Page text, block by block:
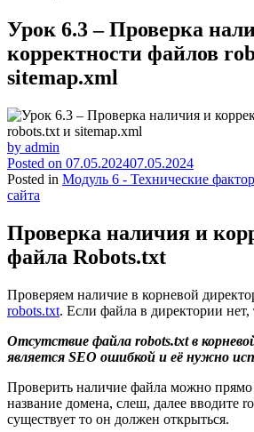
Урок 6.3 – Проверка
корректности файлов
sitemap.xml
by admin
Posted on 07.05.202407.05.2024
Posted in Модуль 6 - Технические
сайта
Проверка наличия и
файла Robots.txt
Проверяем наличие в корневой
robots.txt. Если файла в директории нет,
Отсутствие файла robots.txt в
является SEO ошибкой и её нужно
Проверить наличие файла можно прямо
название домена, слеш, далее вводите
существует то он должен открыться.